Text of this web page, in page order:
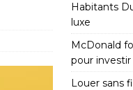
Habitants
luxe
McDonald
pour investir
Louer sans